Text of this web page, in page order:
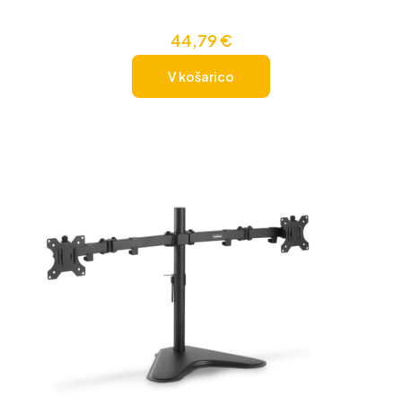
44,79€
V košarico